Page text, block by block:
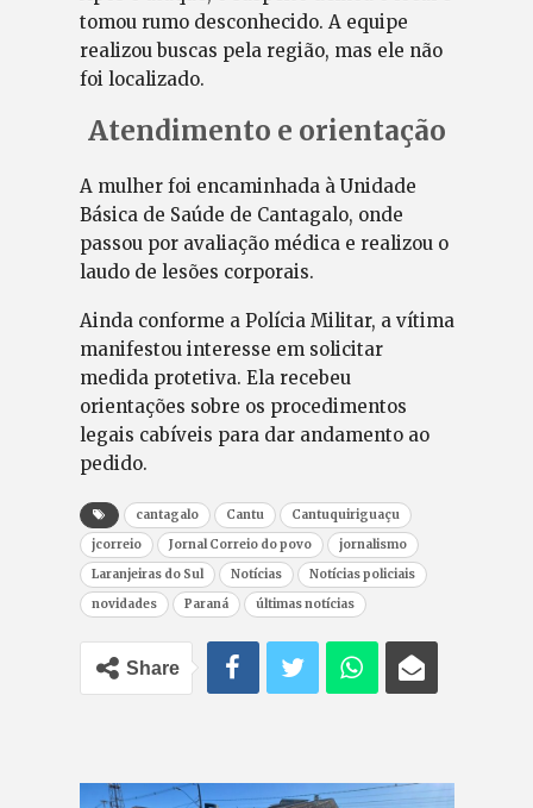
tomou rumo desconhecido. A equipe
realizou buscas pela região, mas ele não
foi localizado.
Atendimento e orientação
A mulher foi encaminhada à Unidade
Básica de Saúde de Cantagalo, onde
passou por avaliação médica e realizou o
laudo de lesões corporais.
Ainda conforme a Polícia Militar, a vítima
manifestou interesse em solicitar
medida protetiva. Ela recebeu
orientações sobre os procedimentos
legais cabíveis para dar andamento ao
pedido.
cantagalo Cantu
Cantuquiriguaçu
jcorreio
Jornal Correio do povo
jornalismo
Laranjeiras do Sul
Notícias
Notícias policiais
novidades
Paraná últimas notícias
Share